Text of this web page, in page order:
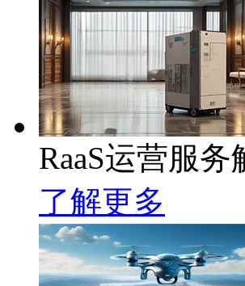
RaaS运营服务
了解更多